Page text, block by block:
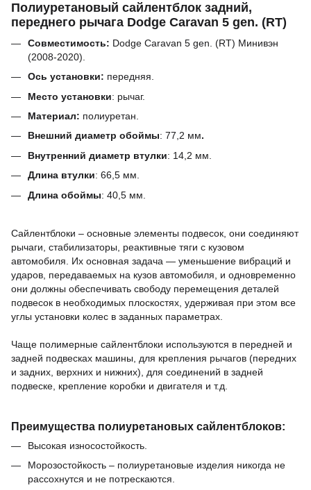
Полиуретановый сайлентблок задний,
переднего рычага Dodge Caravan 5 gen. (RT)
Совместимость: Dodge Caravan 5 gen. (RT) Минивэн
(2008-2020).
Ось установки: передняя.
Место установки: рычаг.
Материал: полиуретан.
Внешний диаметр обоймы: 77,2 мм.
Внутренний диаметр втулки: 14,2 мм.
Длина втулки: 66,5 мм.
Длина обоймы: 40,5 мм.
Сайлентблоки – основные элементы подвесок, они соединяют
рычаги, стабилизаторы, реактивные тяги с кузовом
автомобиля.
Их основная задача — уменьшение вибраций и
ударов, передаваемых на кузов автомобиля, и одновременно
они должны обеспечивать свободу перемещения деталей
подвесок в необходимых плоскостях, удерживая при этом все
углы установки колес в заданных параметрах.
Чаще полимерные сайлентблоки используются в передней и
задней подвесках машины,
для крепления рычагов (передних
и задних, верхних и нижних),
для соединений в задней
подвеске, крепление коробки и двигателя и т.д.
Преимущества полиуретановых сайлентблоков:
Высокая износостойкость.
Морозостойкость – полиуретановые изделия никогда не
рассохнутся и не потрескаются.